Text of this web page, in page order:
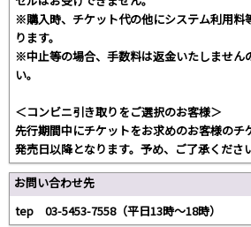
※購入時、チケット代の他にシステム利用料
ります。
※中止等の場合、手数料は返金いたしません
い。
＜コンビニ引き取りをご選択のお客様＞
先行期間中にチケットをお求めのお客様のチ
発売日以降となります。予め、ご了承くださ
お問い合わせ先
tep 03-5453-7558（平日13時～18時）